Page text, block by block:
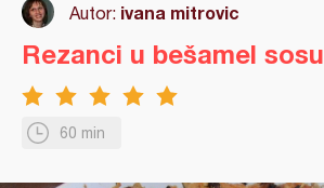
Autor: ivana mitrovic
60 min
Rezanci u bešamel sosu